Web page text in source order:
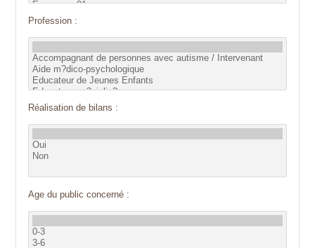
Profession :
Réalisation de bilans :
Age du public concerné :